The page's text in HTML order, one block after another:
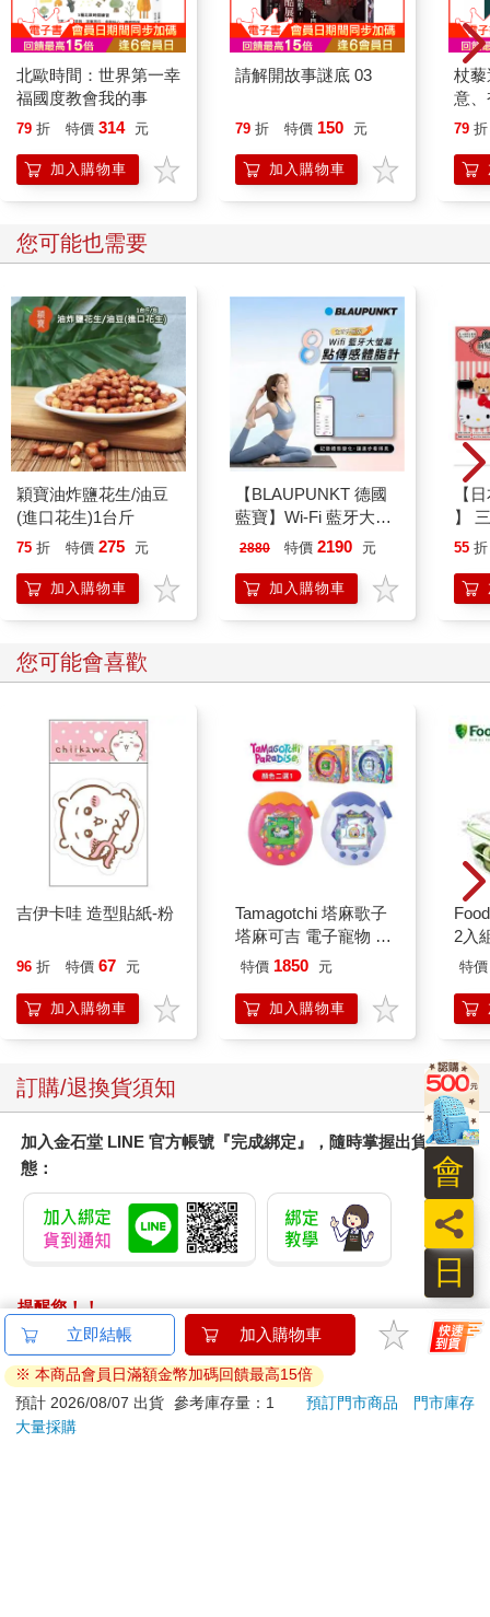
北歐時間：世界第一幸
福國度教會我的事
79 折 特價 314 元
加入購物車
請解開故事謎底 03
79 折 特價 150 元
加入購物車
杖
意
恭
79 折
您可能也需要
穎寶油炸鹽花生/油豆
(進口花生)1台斤
75 折 特價 275 元
加入購物車
【BLAUPUNKT 德國
藍寶】Wi-Fi 藍牙大螢
幕八點傳感體脂計
2880 特價 2190 元
加入購物車
【
】
款
耳
55 折
您可能會喜歡
吉伊卡哇 造型貼紙-粉
96 折 特價 67 元
加入購物車
Tamagotchi 塔麻歌子
塔麻可吉 電子寵物 樂
園系列（熱帶橙果／極
特價 1850 元
加入購物車
2入
特價
訂購/退換貨須知
加入金石堂 LINE 官方帳號『完成綁定』，隨時掌握出貨動
態：
提醒您！！
金石堂及銀行均不會請您操作ATM! 如接獲電話要求您前往
ATM提款機，請不要聽從指示，以免受騙上當！
退換貨須知：
**提醒您，鑑賞期不等於試用期，退回商品須為全新狀態**
立即結帳 加入購物車
※ 本商品會員日滿額金幣加碼回饋最高15倍
預計 2026/08/07 出貨 參考庫存量：1 預訂門市商品
門市庫存
大量採購
日
員
會